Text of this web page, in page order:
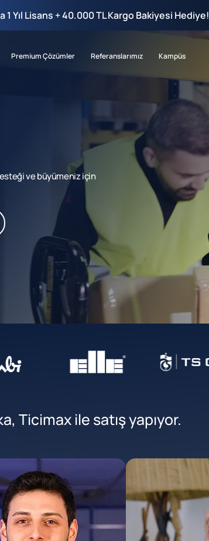
1 Yıl Lisans + 40.000 TL Kargo Bakiyesi Hediye!
Premium Çözümler Referanslarımız Kampüs
ve büyümeniz için
Ticimax ile satış yapıyor.